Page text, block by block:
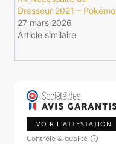
Dresseur 2021 –
27 mars 2026
Article similaire
VOIR L'ATTESTATION
Contrôle & qualité